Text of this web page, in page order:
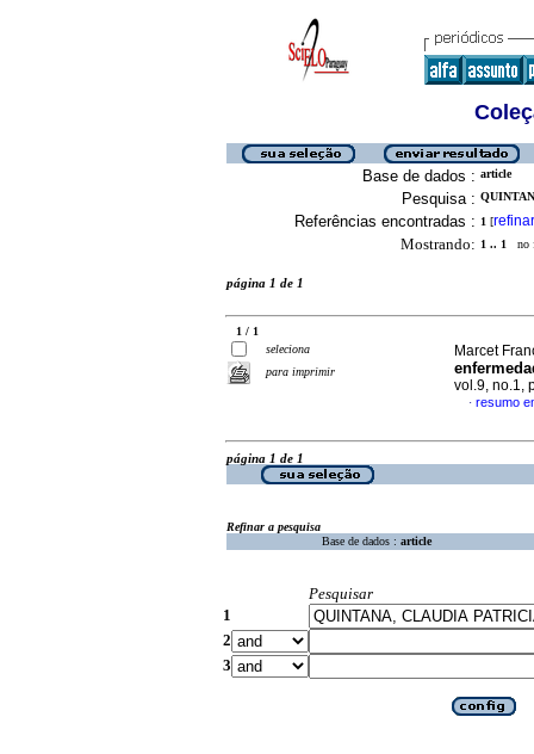
Base de dados : article
Pesquisa :
Referências encontradas : 1 [refinar
Mostrando: 1 .. 1 no
página 1 de 1
1 / 1
seleciona
para imprimir
Marcet
vol.9, no.1,
· resumo
página 1 de 1
Refinar a pesquisa
Base de dados : article
Pesquisar
1
2
3